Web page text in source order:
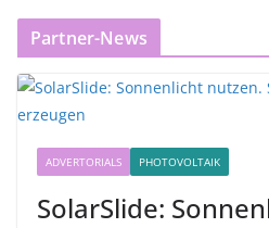
Partner-News
ADVERTORIALS PHOTOVOLTAIK
SolarSlide: